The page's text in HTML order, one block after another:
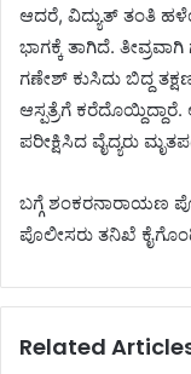
ಆದರೆ, ವಿದ್ಯುತ್ ತಂತಿ
ಭಾಗಕ್ಕೆ ತಾಗಿದೆ.
ಗಣೇಶ್ ಕುಸಿದು ಬಿದ್ದ
ಆಸ್ಪತ್ರೆಗೆ
ಪರೀಕ್ಷಿಸಿದ ವೈದ್ಯರು
ಬಗ್ಗೆ ಶಂಕರನಾರಾಯಣ
ಪೊಲೀಸರು ತನಿಖೆ
Related